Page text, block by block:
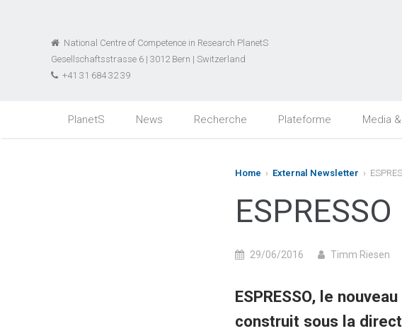
National Centre of Competence in Research PlanetS
Gesellschaftsstrasse 6 | 3012 Bern | Switzerland
+41 31 684 32 39
PlanetS News Recherche Plateforme Media
Home › External Newsletter ›
ESPRESSO
29/06/2016 Timm Riesen
ESPRESSO, le
construit sous la